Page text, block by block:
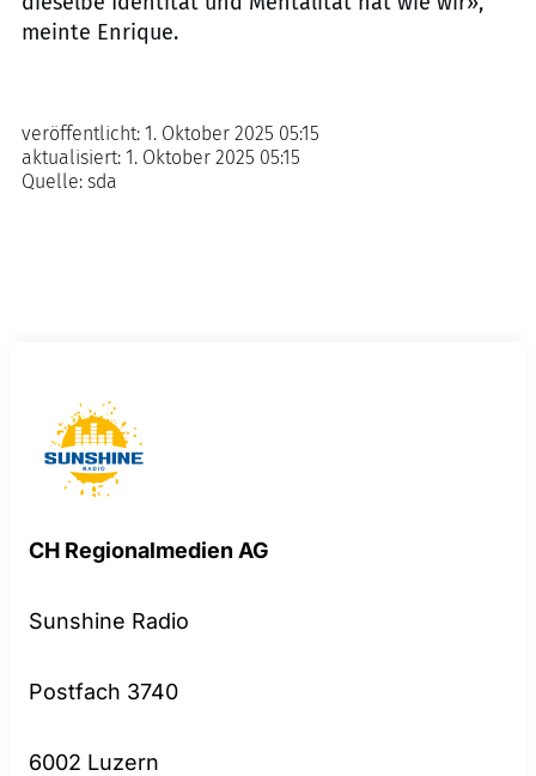
meinte Enrique.
Quelle: sda
veröffentlicht: 1. Oktober 2025 05:15
aktualisiert: 1. Oktober 2025 05:15
CH Regionalmedien AG
Sunshine Radio
Postfach 3740
6002 Luzern